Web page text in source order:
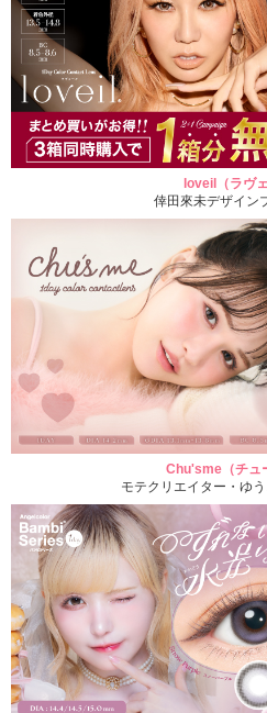
loveil（ラヴ
倖田來未デザイン
Chu'sme（チュ
モテクリエイター・ゆ